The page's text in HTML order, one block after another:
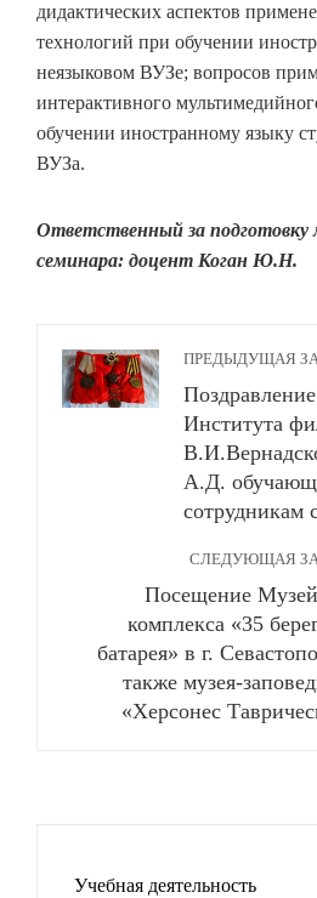
дидактических аспектов
технологий при обучении
неязыковом ВУЗе; вопросов
интерактивного
обучении иностранному языку
ВУЗа.
Ответственный за подготовку
семинара: доцент Коган Ю.Н.
ПРЕДЫДУЩАЯ
Института
А.Д.
сотрудникам
СЛЕДУЮЩАЯ
Посещение
комплекса «35
батарея» в г.
также музея-
«Херсонес
Учебная деятельность